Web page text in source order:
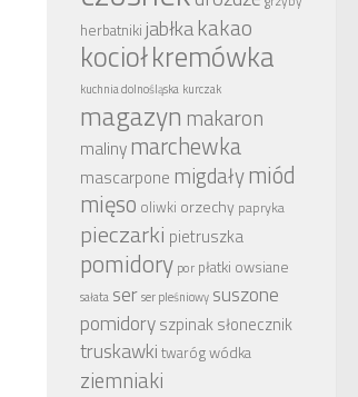
herbatniki jabłkakakao
kociołkremówka
kuchnia dolnośląska kurczak
magazyn makaron
malinymarchewka
mascarpone migdałymiód
mięso oliwki orzechy papryka
pieczarki pietruszka
pomidory por płatki owsiane
sałata serser pleśniowy suszone
pomidoryszpinaksłonecznik
truskawki twarógwódka
ziemniaki